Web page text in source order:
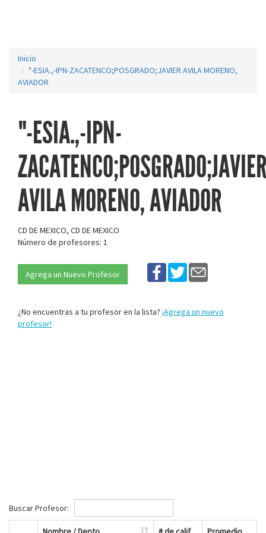
Inicio
"-ESIA.,-IPN-ZACATENCO;POSGRADO;JAVIER AVILA MORENO,
AVIADOR
"-ESIA.,-IPN-
AVILA MORENO, AVIADOR
CD DE MEXICO, CD DE MEXICO
Número de profesores: 1
Agrega un Nuevo Profesor
¿No encuentras a tu profesor en la lista? ¡Agrega un nuevo
profesor!
Buscar Profesor: